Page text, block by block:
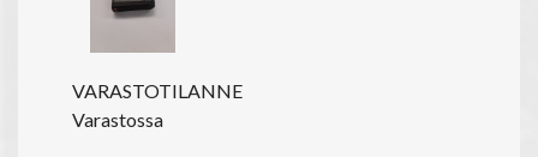
VARASTOTILANNE
Varastossa